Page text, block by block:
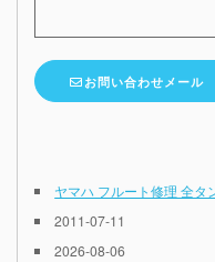
お問い合わせメール
ヤマハ フルート修理 全
2011-07-11
2026-08-06